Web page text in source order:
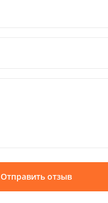
Отправить отзыв